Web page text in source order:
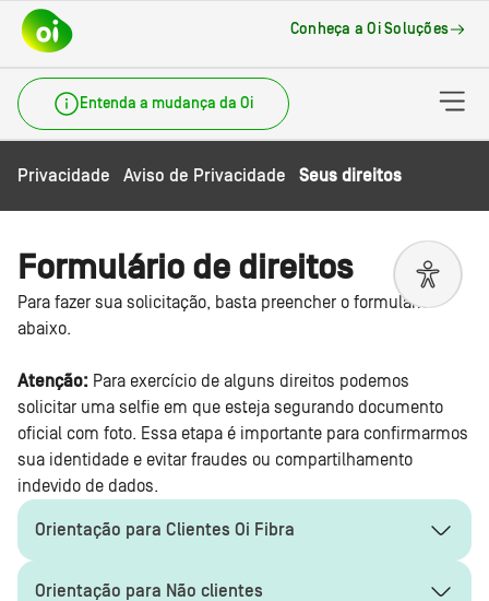
Ir para conteúdo principal Ir para cabeçalho Ir para rodapé
Conheça a Oi Soluções
Entenda a mudança da Oi
Privacidade Aviso de Privacidade Seus direitos
Formulário de direitos
Para fazer sua solicitação, basta preencher o formulário
abaixo.
Atenção: Para exercício de alguns direitos podemos
solicitar uma selfie em que esteja segurando documento
oficial com foto. Essa etapa é importante para confirmarmos
sua identidade e evitar fraudes ou compartilhamento
indevido de dados.
Orientação para Clientes Oi Fibra
Orientação para Não clientes